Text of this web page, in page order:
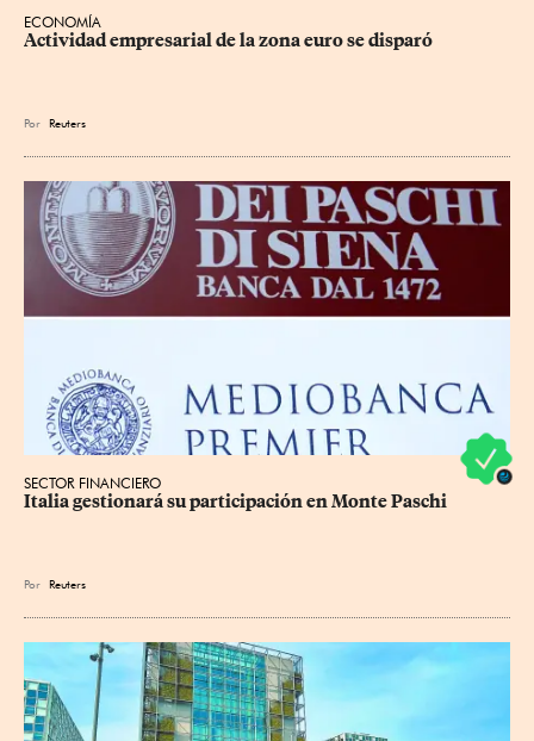
ECONOMÍA
Actividad empresarial de la zona euro se disparó
Por Reuters
SECTOR FINANCIERO
Italia gestionará su participación en Monte Paschi
Por Reuters